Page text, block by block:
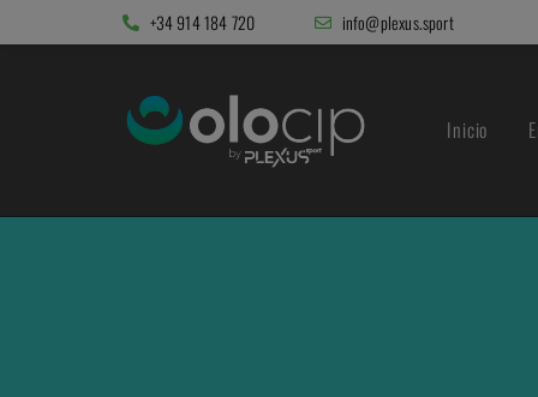
+34 914 184 720 info@plexus.sport
Inicio